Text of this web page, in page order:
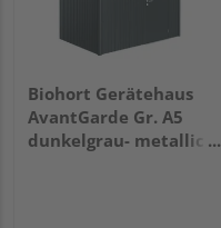
Biohort Gerätehaus
AvantGarde Gr. A5
dunkelgrau- metallic